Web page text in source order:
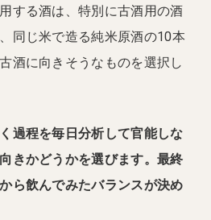
する酒は、特別に古酒用の酒
同じ米で造る純米原酒の10本
酒に向きそうなものを選択し
過程を毎日分析して官能しな
きかどうかを選びます。最終
ら飲んでみたバランスが決め